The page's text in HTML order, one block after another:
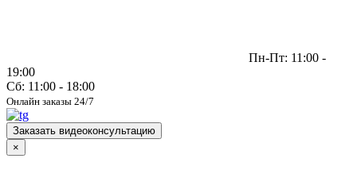
Пн-Пт: 11:00 -
19:00
Сб: 11:00 - 18:00
Онлайн заказы 24/7
Заказать видеоконсультацию
×